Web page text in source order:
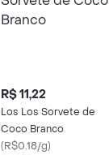
R$ 11,22
Los Los Sorvete de
Coco Branco
(R$0.18/g)